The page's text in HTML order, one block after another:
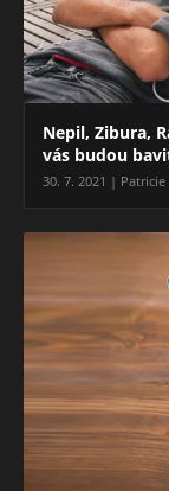
Nepil, Zibura,
vás budou
30. 7. 2021 |